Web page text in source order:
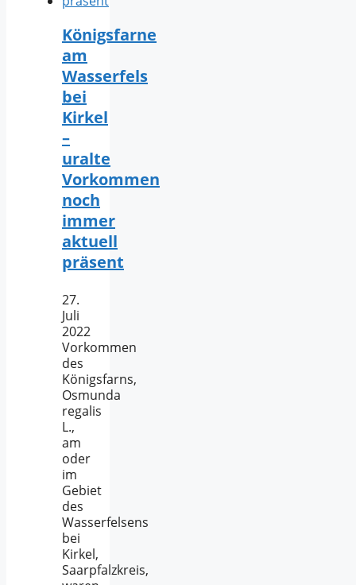
Königsfarne
am
Wasserfels
bei
Kirkel
–
uralte
Vorkommen
noch
immer
aktuell
präsent
27.
Juli
2022
Vorkommen
des
Königsfarns,
Osmunda
regalis
L.,
am
oder
im
Gebiet
des
Wasserfelsens
bei
Kirkel,
Saarpfalzkreis,